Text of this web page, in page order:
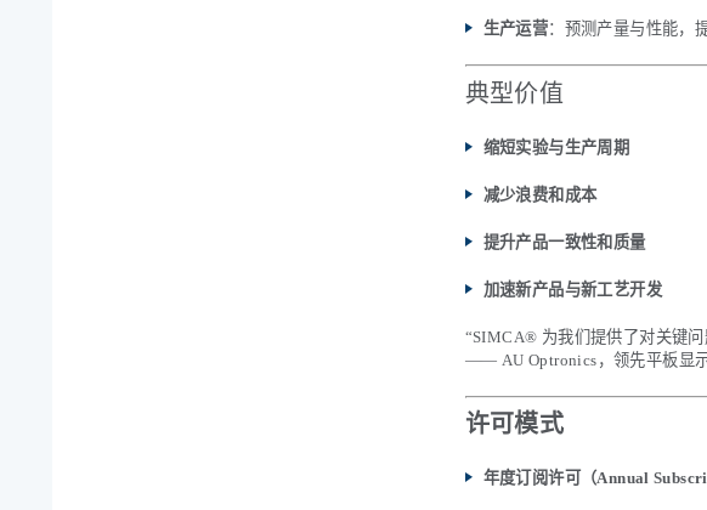
生产运营：预测产量与性能，
典型价值
缩短实验与生产周期
减少浪费和成本
提升产品一致性和质量
加速新产品与新工艺开发
“SIMCA® 为我们提供了对关键
—— AU Optronics，领先平板显
许可模式
年度订阅许可（Annual